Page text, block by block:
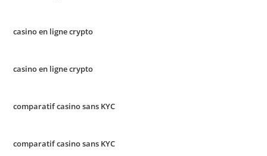
casino en ligne crypto
casino en ligne crypto
comparatif casino sans KYC
comparatif casino sans KYC